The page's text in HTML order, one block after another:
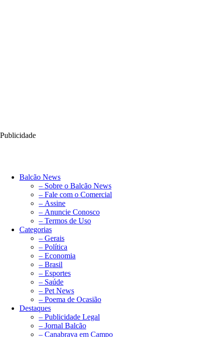
Publicidade
Balcão News
– Sobre o Balcão News
– Fale com o Comercial
– Assine
– Anuncie Conosco
– Termos de Uso
Categorias
– Gerais
– Política
– Economia
– Brasil
– Esportes
– Saúde
– Pet News
– Poema de Ocasião
Destaques
– Publicidade Legal
– Jornal Balcão
– Canabrava em Campo